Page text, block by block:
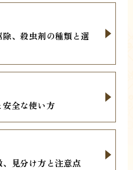
、殺虫剤の種類と選
全な使い方
見分け方と注意点